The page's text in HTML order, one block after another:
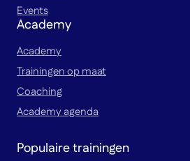
Events
Academy
Academy
Trainingen op maat
Coaching
Academy agenda
Populaire trainingen